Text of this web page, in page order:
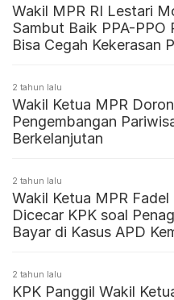
Wakil MPR RI Lestari
Sambut Baik PPA-PPO
Bisa Cegah Kekerasan
2 tahun lalu
Wakil Ketua MPR
Pengembangan
Berkelanjutan
2 tahun lalu
Wakil Ketua MPR Fadel
Dicecar KPK soal
Bayar di Kasus APD
2 tahun lalu
KPK Panggil Wakil